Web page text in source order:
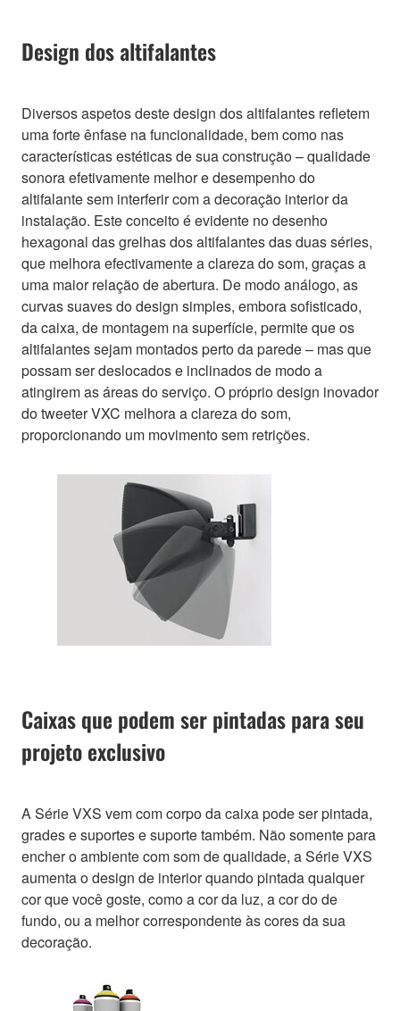
Design dos altifalantes
Diversos aspetos deste design dos altifalantes refletem
uma forte ênfase na funcionalidade, bem como nas
características estéticas de sua construção – qualidade
sonora efetivamente melhor e desempenho do
altifalante sem interferir com a decoração interior da
instalação. Este conceito é evidente no desenho
hexagonal das grelhas dos altifalantes das duas séries,
que melhora efectivamente a clareza do som, graças a
uma maior relação de abertura. De modo análogo, as
curvas suaves do design simples, embora sofisticado,
da caixa, de montagem na superfície, permite que os
altifalantes sejam montados perto da parede – mas que
possam ser deslocados e inclinados de modo a
atingirem as áreas do serviço. O próprio design inovador
do tweeter VXC melhora a clareza do som,
proporcionando um movimento sem retrições.
Caixas que podem ser pintadas para seu
projeto exclusivo
A Série VXS vem com corpo da caixa pode ser pintada,
grades e suportes e suporte também. Não somente para
encher o ambiente com som de qualidade, a Série VXS
aumenta o design de interior quando pintada qualquer
cor que você goste, como a cor da luz, a cor do de
fundo, ou a melhor correspondente às cores da sua
decoração.